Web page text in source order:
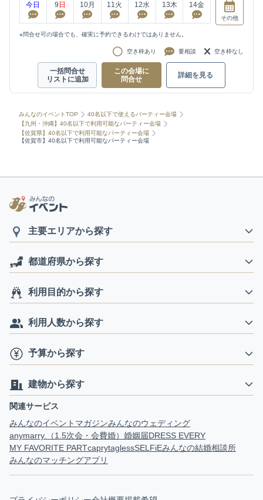
今日 9 日 10月 11火 12水 13木 14金
その他
※問合せ可の場合でも、確実に予約できるわけではありません。
空き枠あり 要相談 空き枠なし
一括問合せ
リストに追加
この会場に
問合せ
詳細を見る
みんなのイベントTOP
40名以下で使えるパーティー会場
【九州・沖縄】40名以下で利用可能なパーティー会場
【佐賀県】40名以下で利用可能なパーティー会場
【佐賀市】40名以下で利用可能なパーティー会場
主要エリアから探す
都道府県から探す
利用目的から探す
利用人数から探す
予算から探す
建物から探す
関連サービス
みんなのイベントマガジンみんなのウェディング
anymarry.（1.5次会・会費婚） 婚姻届DRESS EVERY
MY FAVORITE PARTcaprytaglessSELFiEみんなの結婚相談所
みんなのマッチングアプリ